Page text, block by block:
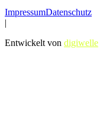
ImpressumDatenschutz
|
Entwickelt von digiwelle